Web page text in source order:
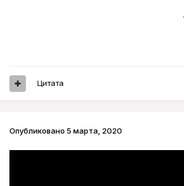
Цитата
Опубликовано 5 марта, 2020